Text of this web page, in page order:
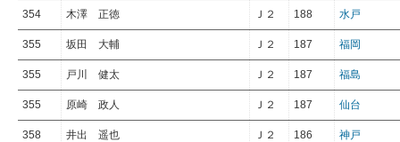
354 木澤 正徳 Ｊ２ 188 水戸
355 坂田 大輔 Ｊ２ 187 福岡
355 戸川 健太 Ｊ２ 187 福島
355 原崎 政人 Ｊ２ 187 仙台
358 井出 遥也 Ｊ２ 186 神戸